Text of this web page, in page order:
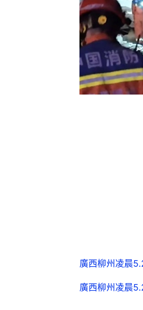
廣西柳州凌晨
廣西柳州凌晨